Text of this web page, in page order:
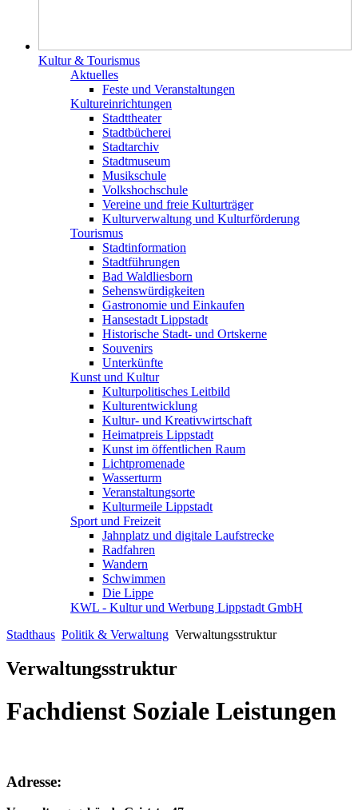
Kultur & Tourismus
Aktuelles
Feste und Veranstaltungen
Kultureinrichtungen
Stadttheater
Stadtbücherei
Stadtarchiv
Stadtmuseum
Musikschule
Volkshochschule
Vereine und freie Kulturträger
Kulturverwaltung und Kulturförderung
Tourismus
Stadtinformation
Stadtführungen
Bad Waldliesborn
Sehenswürdigkeiten
Gastronomie und Einkaufen
Hansestadt Lippstadt
Historische Stadt- und Ortskerne
Souvenirs
Unterkünfte
Kunst und Kultur
Kulturpolitisches Leitbild
Kulturentwicklung
Kultur- und Kreativwirtschaft
Heimatpreis Lippstadt
Kunst im öffentlichen Raum
Lichtpromenade
Wasserturm
Veranstaltungsorte
Kulturmeile Lippstadt
Sport und Freizeit
Jahnplatz und digitale Laufstrecke
Radfahren
Wandern
Schwimmen
Die Lippe
KWL - Kultur und Werbung Lippstadt GmbH
Stadthaus Politik & Verwaltung Verwaltungsstruktur
Verwaltungsstruktur
Fachdienst Soziale Leistungen
Adresse: